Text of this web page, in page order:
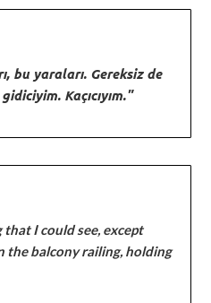
bu yaraları. Gereksiz de
Kaçıcıyım."
I could see, except
the balcony railing, holding